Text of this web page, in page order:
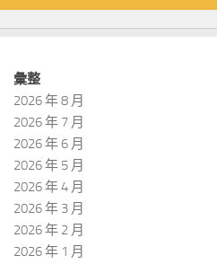
彙整
2026 年 8 月
2026 年 7 月
2026 年 6 月
2026 年 5 月
2026 年 4 月
2026 年 3 月
2026 年 2 月
2026 年 1 月